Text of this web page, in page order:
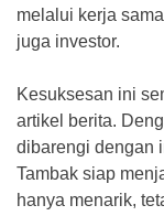
melalui kerja
juga investor.
Kesuksesan ini
artikel berita.
dibarengi dengan
Tambak siap
hanya menarik,